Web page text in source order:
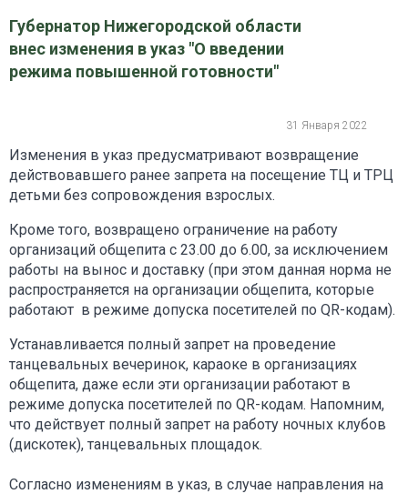
Губернатор Нижегородской области
внес изменения в указ "О введении
режима повышенной готовности"
31 Января 2022
Изменения в указ предусматривают возвращение
действовавшего ранее запрета на посещение ТЦ и ТРЦ
детьми без сопровождения взрослых.
Кроме того, возвращено ограничение на работу
организаций общепита с 23.00 до 6.00, за исключением
работы на вынос и доставку (при этом данная норма не
распространяется на организации общепита, которые
работают в режиме допуска посетителей по QR-кодам).
Устанавливается полный запрет на проведение
танцевальных вечеринок, караоке в организациях
общепита, даже если эти организации работают в
режиме допуска посетителей по QR-кодам. Напомним,
что действует полный запрет на работу ночных клубов
(дискотек), танцевальных площадок.
Согласно изменениям в указ, в случае направления на